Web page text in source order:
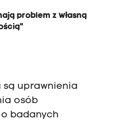
problem z własną
są uprawnienia
osób
badanych